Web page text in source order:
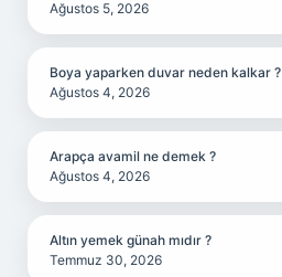
Ağustos 5, 2026
Boya yaparken duvar neden kalkar ?
Ağustos 4, 2026
Arapça avamil ne demek ?
Ağustos 4, 2026
Altın yemek günah mıdır ?
Temmuz 30, 2026